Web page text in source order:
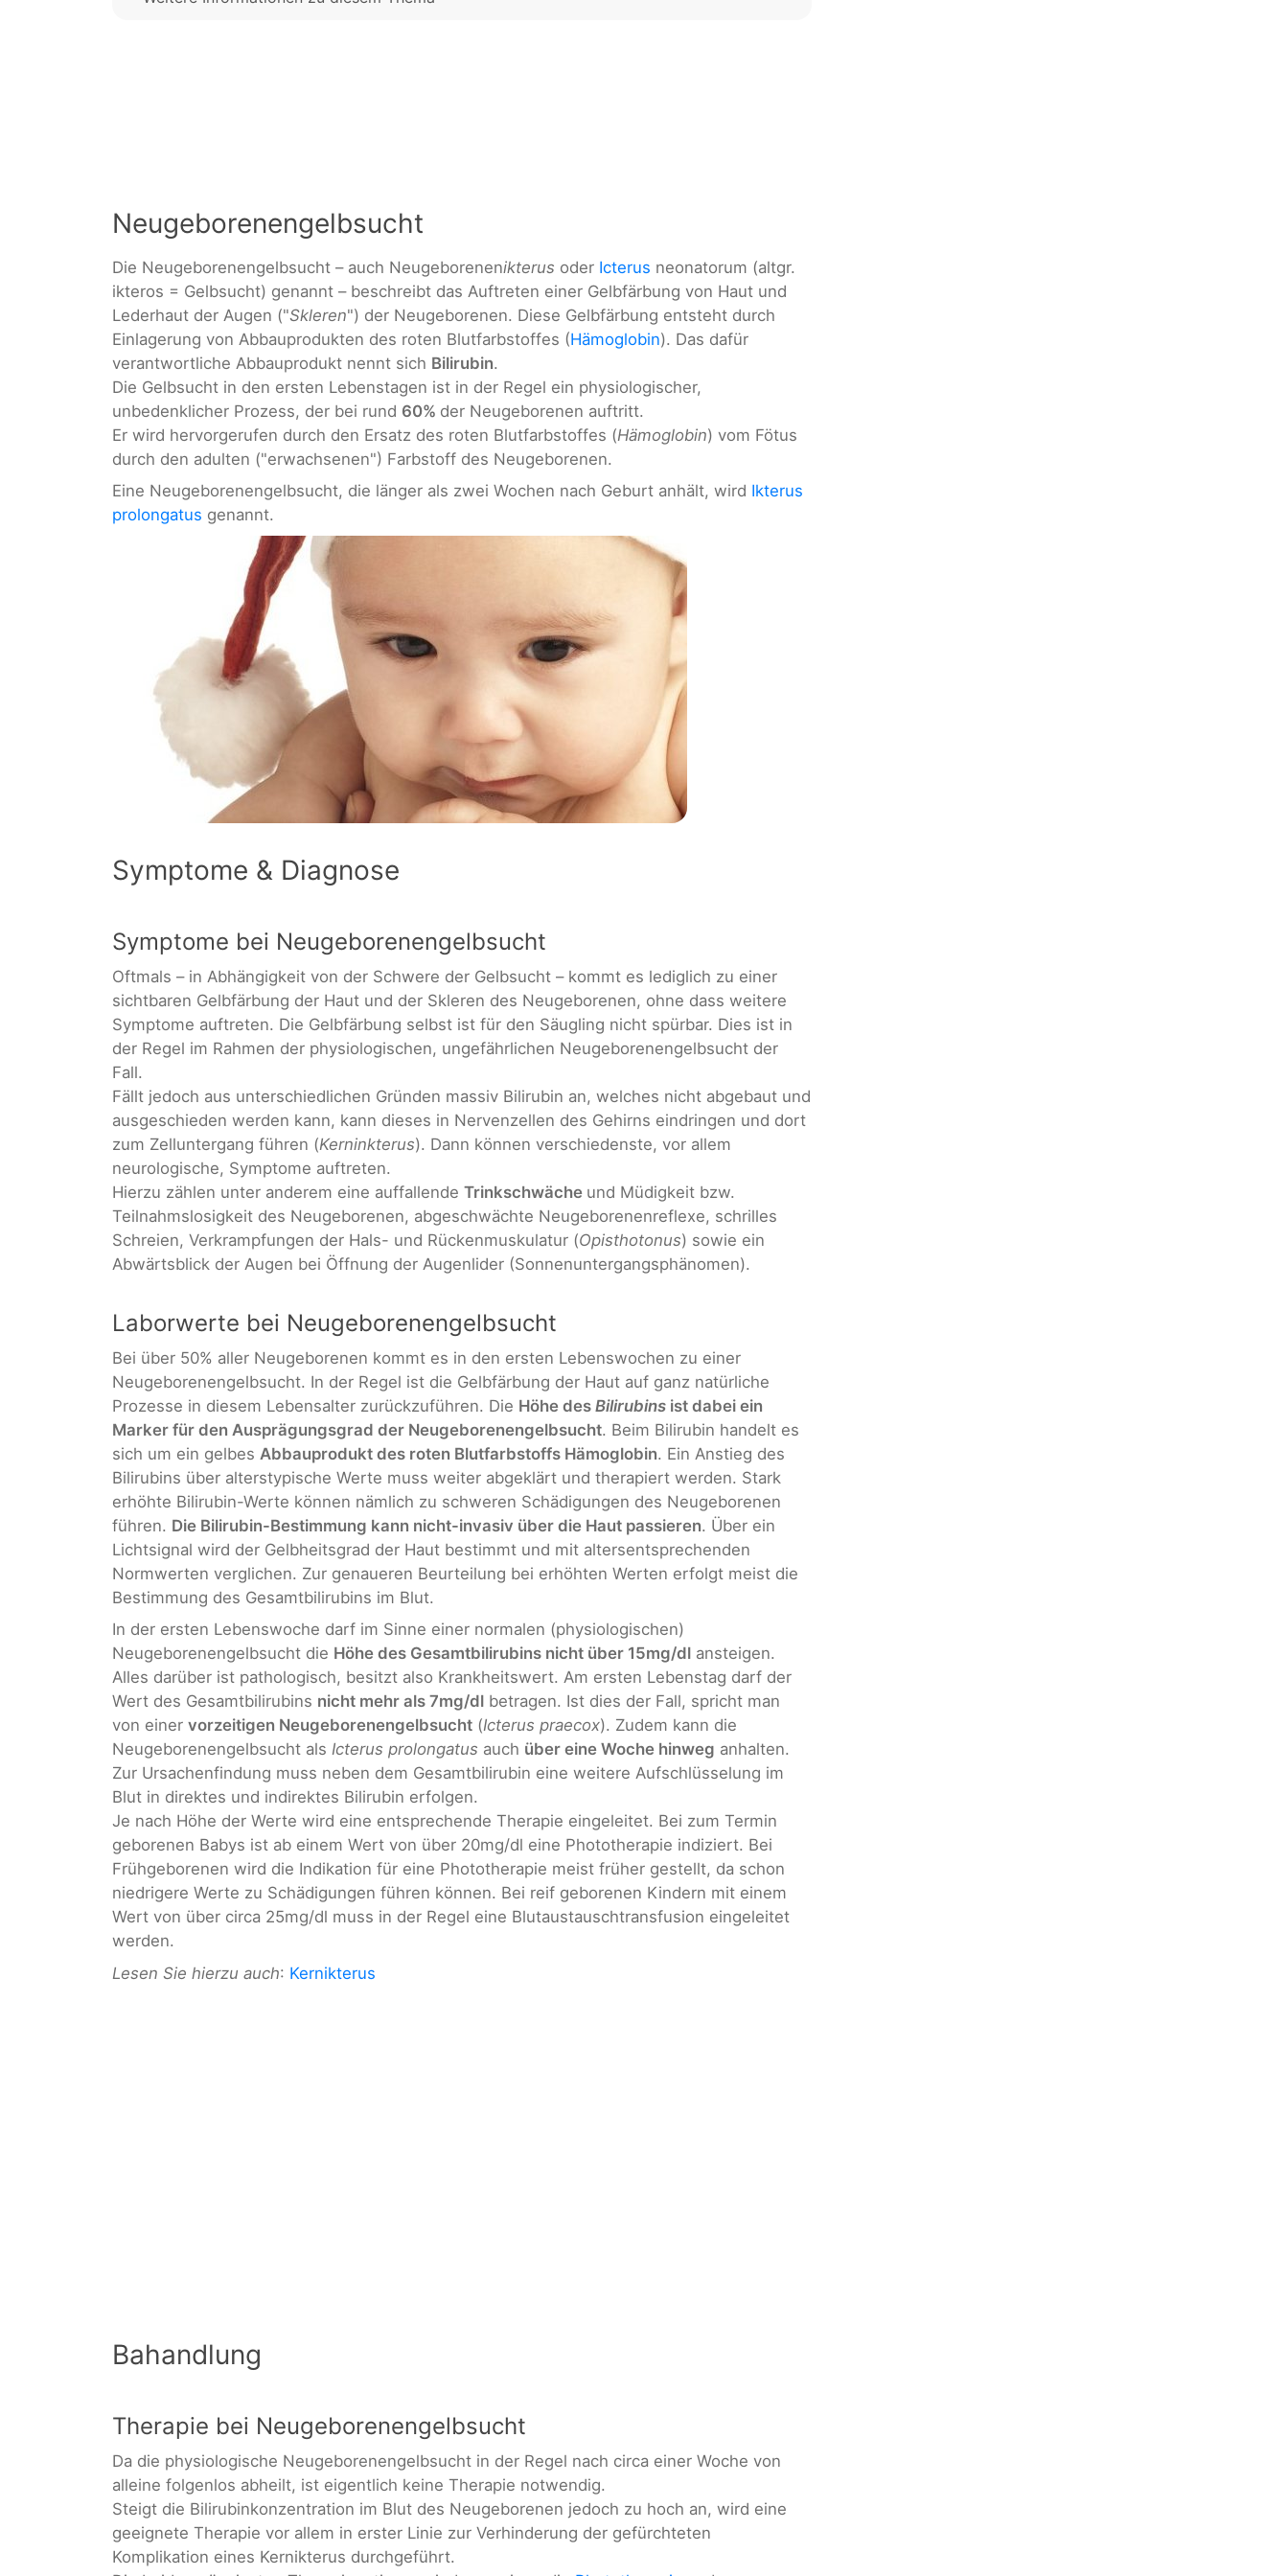
Neugeborenengelbsucht
Die Neugeborenengelbsucht – auch Neugeborenenikterus oder Icterus neonatorum (altgr.
ikteros = Gelbsucht) genannt – beschreibt das Auftreten einer Gelbfärbung von Haut und
Lederhaut der Augen ("Skleren") der Neugeborenen. Diese Gelbfärbung entsteht durch
Einlagerung von Abbauprodukten des roten Blutfarbstoffes (Hämoglobin). Das dafür
verantwortliche Abbauprodukt nennt sich Bilirubin.
Die Gelbsucht in den ersten Lebenstagen ist in der Regel ein physiologischer,
unbedenklicher Prozess, der bei rund 60% der Neugeborenen auftritt.
Er wird hervorgerufen durch den Ersatz des roten Blutfarbstoffes (Hämoglobin) vom Fötus
durch den adulten ("erwachsenen") Farbstoff des Neugeborenen.
Eine Neugeborenengelbsucht, die länger als zwei Wochen nach Geburt anhält, wird Ikterus
prolongatus genannt.
Symptome & Diagnose
Symptome bei Neugeborenengelbsucht
Oftmals – in Abhängigkeit von der Schwere der Gelbsucht – kommt es lediglich zu einer
sichtbaren Gelbfärbung der Haut und der Skleren des Neugeborenen, ohne dass weitere
Symptome auftreten. Die Gelbfärbung selbst ist für den Säugling nicht spürbar. Dies ist in
der Regel im Rahmen der physiologischen, ungefährlichen Neugeborenengelbsucht der
Fall.
Fällt jedoch aus unterschiedlichen Gründen massiv Bilirubin an, welches nicht abgebaut und
ausgeschieden werden kann, kann dieses in Nervenzellen des Gehirns eindringen und dort
zum Zelluntergang führen (Kerninkterus). Dann können verschiedenste, vor allem
neurologische, Symptome auftreten.
Hierzu zählen unter anderem eine auffallende Trinkschwäche und Müdigkeit bzw.
Teilnahmslosigkeit des Neugeborenen, abgeschwächte Neugeborenenreflexe, schrilles
Schreien, Verkrampfungen der Hals- und Rückenmuskulatur (Opisthotonus) sowie ein
Abwärtsblick der Augen bei Öffnung der Augenlider (Sonnenuntergangsphänomen).
Laborwerte bei Neugeborenengelbsucht
Bei über 50% aller Neugeborenen kommt es in den ersten Lebenswochen zu einer
Neugeborenengelbsucht. In der Regel ist die Gelbfärbung der Haut auf ganz natürliche
Prozesse in diesem Lebensalter zurückzuführen. Die Höhe des Bilirubins ist dabei ein
Marker für den Ausprägungsgrad der Neugeborenengelbsucht. Beim Bilirubin handelt es
sich um ein gelbes Abbauprodukt des roten Blutfarbstoffs Hämoglobin. Ein Anstieg des
Bilirubins über alterstypische Werte muss weiter abgeklärt und therapiert werden. Stark
erhöhte Bilirubin-Werte können nämlich zu schweren Schädigungen des Neugeborenen
führen. Die Bilirubin-Bestimmung kann nicht-invasiv über die Haut passieren. Über ein
Lichtsignal wird der Gelbheitsgrad der Haut bestimmt und mit altersentsprechenden
Normwerten verglichen. Zur genaueren Beurteilung bei erhöhten Werten erfolgt meist die
Bestimmung des Gesamtbilirubins im Blut.
In der ersten Lebenswoche darf im Sinne einer normalen (physiologischen)
Neugeborenengelbsucht die Höhe des Gesamtbilirubins nicht über 15mg/dl ansteigen.
Alles darüber ist pathologisch, besitzt also Krankheitswert. Am ersten Lebenstag darf der
Wert des Gesamtbilirubins nicht mehr als 7mg/dl betragen. Ist dies der Fall, spricht man
von einer vorzeitigen Neugeborenengelbsucht (Icterus praecox). Zudem kann die
Neugeborenengelbsucht als Icterus prolongatus auch über eine Woche hinweg anhalten.
Zur Ursachenfindung muss neben dem Gesamtbilirubin eine weitere Aufschlüsselung im
Blut in direktes und indirektes Bilirubin erfolgen.
Je nach Höhe der Werte wird eine entsprechende Therapie eingeleitet. Bei zum Termin
geborenen Babys ist ab einem Wert von über 20mg/dl eine Phototherapie indiziert. Bei
Frühgeborenen wird die Indikation für eine Phototherapie meist früher gestellt, da schon
niedrigere Werte zu Schädigungen führen können. Bei reif geborenen Kindern mit einem
Wert von über circa 25mg/dl muss in der Regel eine Blutaustauschtransfusion eingeleitet
werden.
Lesen Sie hierzu auch: Kernikterus
Bahandlung
Therapie bei Neugeborenengelbsucht
Da die physiologische Neugeborenengelbsucht in der Regel nach circa einer Woche von
alleine folgenlos abheilt, ist eigentlich keine Therapie notwendig.
Steigt die Bilirubinkonzentration im Blut des Neugeborenen jedoch zu hoch an, wird eine
geeignete Therapie vor allem in erster Linie zur Verhinderung der gefürchteten
Komplikation eines Kernikterus durchgeführt.